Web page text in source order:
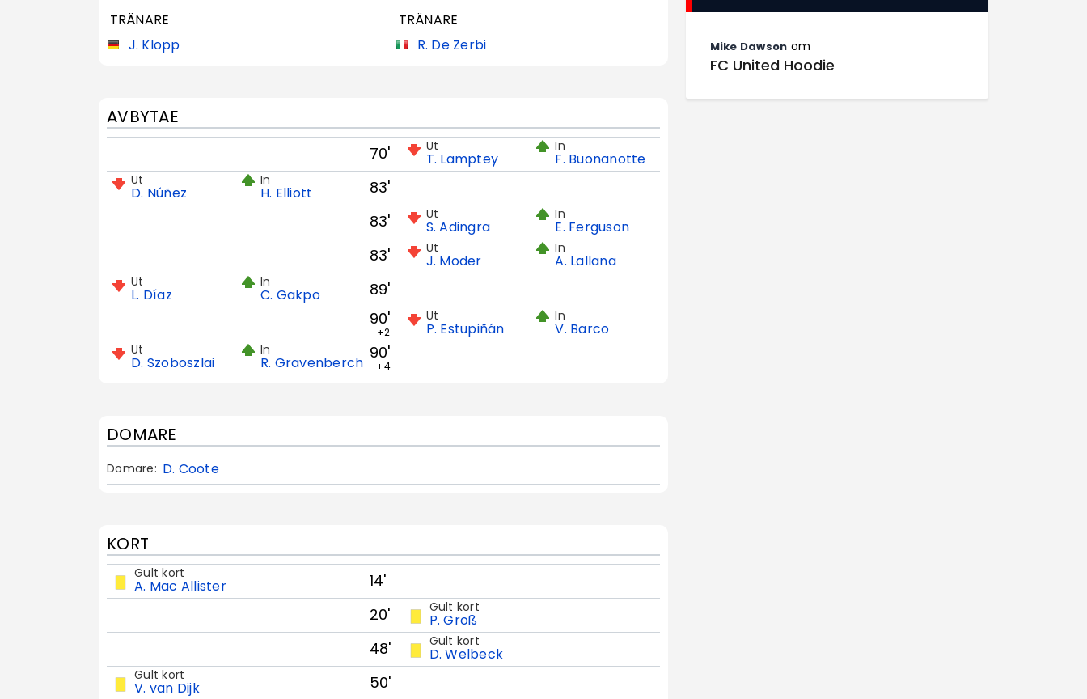
TRÄNARE
J. Klopp
TRÄNARE
R. De Zerbi
AVBYTAE
70' Ut
T. Lamptey
In
F. Buonanotte
Ut
D. Núñez
In
H. Elliott
83'
83'
Ut
S. Adingra
In
E. Ferguson
83' Ut
J. Moder
In
A. Lallana
Ut
L. Díaz
In
C. Gakpo
89'
90'
+2
Ut
P. Estupiñán
In
V. Barco
Ut
D. Szoboszlai
In
R. Gravenberch
90'
+4
DOMARE
Domare: D. Coote
KORT
Gult kort
A. Mac Allister
14'
20'
Gult kort
P. Groß
48' Gult kort
D. Welbeck
Gult kort
V. van Dijk 50'
Mike Dawson om
FC United Hoodie